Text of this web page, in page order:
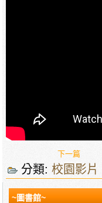
下一篇
分類:校園影片
~圖書館~